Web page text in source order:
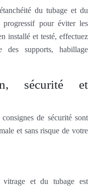
du tubage et du
pour éviter les
installé et testé, effectuez
des supports, habillage
sécurité et
de sécurité sont
et sans risque de votre
et du tubage est